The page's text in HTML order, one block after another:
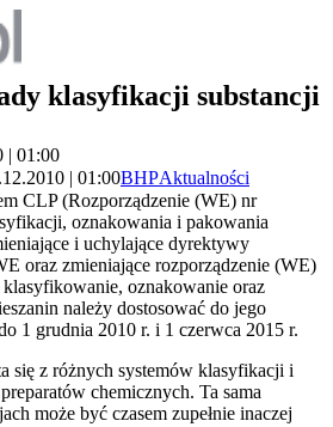
klasyfikacji substancji
| 01:00
| 01:00BHPAktualności
CLP (Rozporządzenie (WE) nr
oznakowania i pakowania
i uchylające dyrektywy
oraz zmieniające rozporządzenie (WE)
oznakowanie oraz
należy dostosować do jego
1 grudnia 2010 r. i 1 czerwca 2015 r.
się z różnych systemów klasyfikacji i
chemicznych. Ta sama
może być czasem zupełnie inaczej